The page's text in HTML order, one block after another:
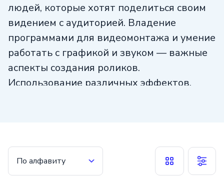
людей, которые хотят поделиться своим
видением с аудиторией. Владение
программами для видеомонтажа и умение
работать с графикой и звуком — важные
аспекты создания роликов.
Использование различных эффектов,
и умения рассказывать историю через
видеоформат. Этот навык может быть
По алфавиту